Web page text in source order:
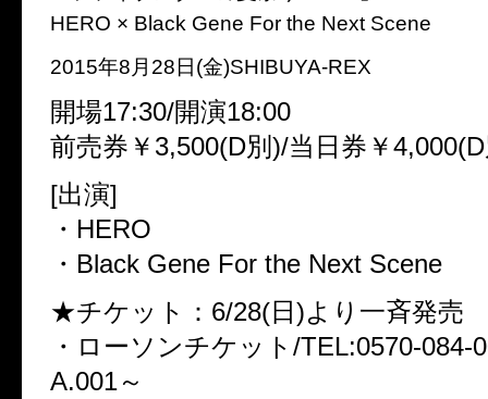
HERO × Black Gene For the Next Scene
2015年8月28日(金)SHIBUYA-REX
開場17:30/開演18:00
前売券￥3,500(D別)/当日券￥
[出演]
・HERO
・Black Gene For the Next Scene
★チケット：6/28(日)より一斉発売
・ローソンチケット/TEL:0570-084-
A.001～